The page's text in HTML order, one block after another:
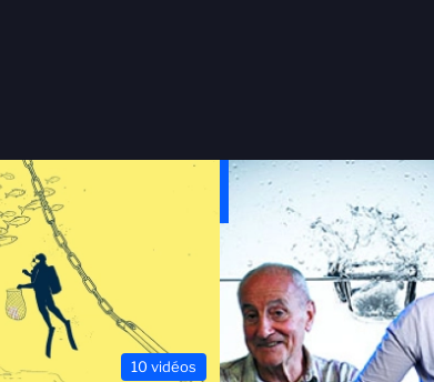
10 vidéos